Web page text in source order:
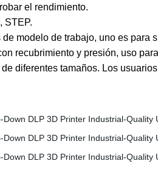
el rendimiento.
STEP.
modelo de trabajo, uno es
recubrimiento y presión, uso
diferentes tamaños. Los